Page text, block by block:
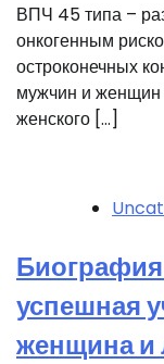
ВПЧ 45 типа –
онкогенным
остроконечных
мужчин и женщин
женского […]
успешная
женщина и